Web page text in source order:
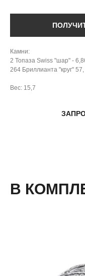
Камни:
2 Топаза Swiss "шар" -
264 Бриллианта "круг"
Вес: 15,7
В